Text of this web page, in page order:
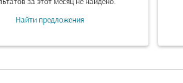
за этот месяц не найдено.
Найти предложения